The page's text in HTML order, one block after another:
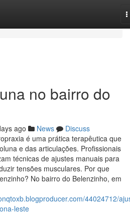
no bairro do
ago News
Discuss
é uma prática terapêutica que
e das articulações. Profissionais
técnicas de ajustes manuais para
tensões musculares. Por que
No bairro do Belenzinho, em
44024712/
leste